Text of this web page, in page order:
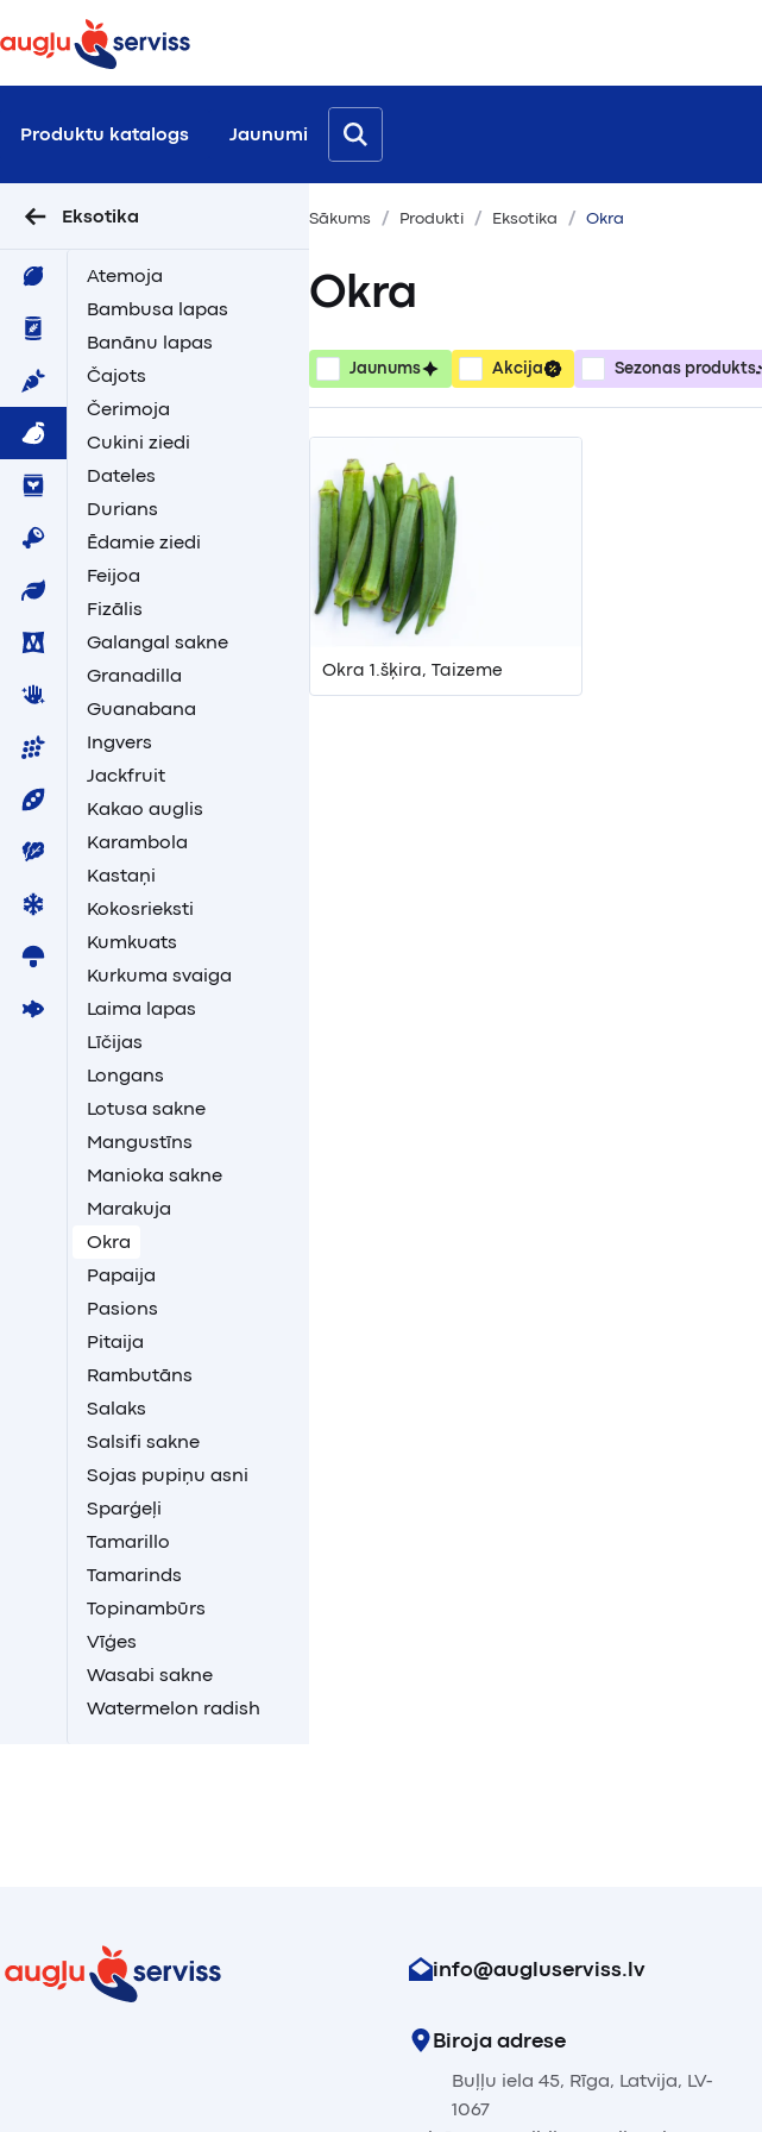
Produktu katalogs Jaunumi
Eksotika
Atemoja
Bambusa lapas
Banānu lapas
Čajots
Čerimoja
Cukini ziedi
Dateles
Durians
Ēdamie ziedi
Feijoa
Fizālis
Galangal sakne
Granadilla
Guanabana
Ingvers
Jackfruit
Kakao auglis
Karambola
Kastaņi
Kokosrieksti
Kumkuats
Kurkuma svaiga
Laima lapas
Līčijas
Longans
Lotusa sakne
Mangustīns
Manioka sakne
Marakuja
Okra
Papaija
Pasions
Pitaija
Rambutāns
Salaks
Salsifi sakne
Sojas pupiņu asni
Sparģeļi
Tamarillo
Tamarinds
Topinambūrs
Vīģes
Wasabi sakne
Watermelon radish
Sākums Produkti Eksotika Okra
Okra
Jaunums Akcija Sezonas produkts
Okra 1.šķira, Taizeme
info@augluserviss.lv
Biroja adrese
Buļļu iela 45, Rīga, Latvija, LV-
1067